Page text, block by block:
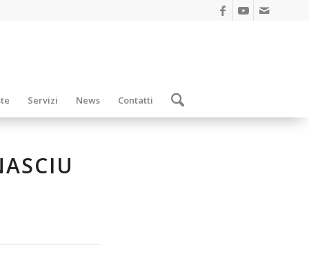
Servizi News Contatti